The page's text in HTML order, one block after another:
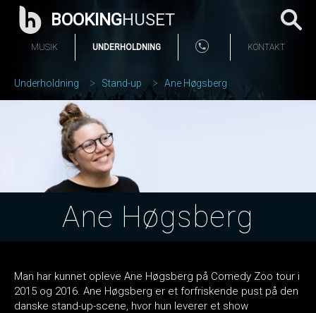
BOOKINGHUSET
MUSIK UNDERHOLDNING KONTAKT
Underholdning Stand-up Ane Høgsberg
Ane Høgsberg
Man har kunnet opleve Ane Høgsberg på Comedy Zoo tour i
2015 og 2016. Ane Høgsberg er et forfriskende pust på den
danske stand-up-scene, hvor hun leverer et show